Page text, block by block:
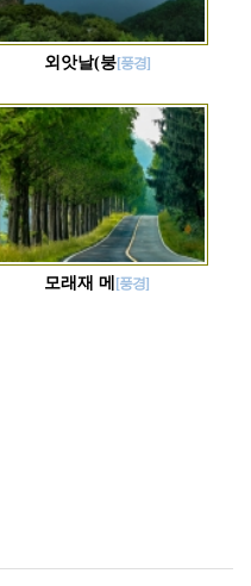
외앗날(붕[풍경]
모래재 메 [풍경]